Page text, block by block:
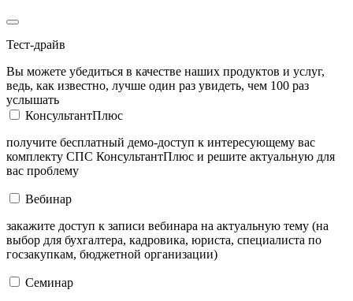
Тест-драйв
Вы можете убедиться в качестве наших продуктов и услуг,
ведь, как известно, лучше один раз увидеть, чем 100 раз
услышать
КонсультантПлюс
получите бесплатный демо-доступ к интересующему вас
комплекту СПС КонсультантПлюс и решите актуальную для
вас проблему
Вебинар
закажите доступ к записи вебинара на актуальную тему (на
выбор для бухгалтера, кадровика, юриста, специалиста по
госзакупкам, бюджетной организации)
Семинар